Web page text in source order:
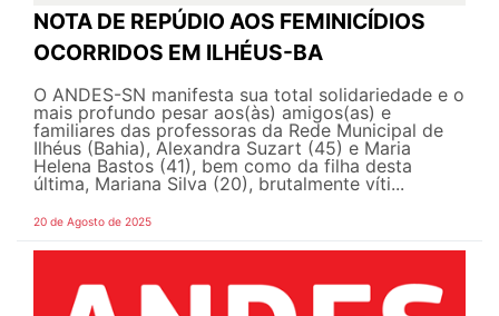
NOTA DE REPÚDIO AOS FEMINICÍDIOS
OCORRIDOS EM ILHÉUS-BA
O ANDES-SN manifesta sua total solidariedade e o
mais profundo pesar aos(às) amigos(as) e
familiares das professoras da Rede Municipal de
Ilhéus (Bahia), Alexandra Suzart (45) e Maria
Helena Bastos (41), bem como da filha desta
última, Mariana Silva (20), brutalmente víti...
20 de Agosto de 2025